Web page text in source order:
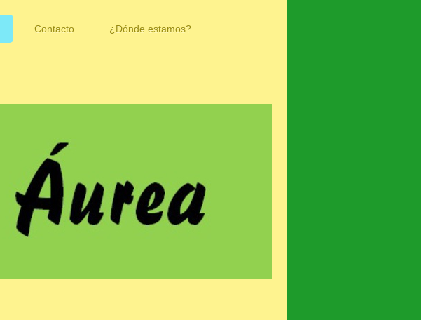
Contacto ¿Dónde estamos?